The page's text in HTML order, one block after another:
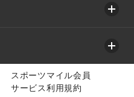
スポーツマイル会員
サービス利用規約